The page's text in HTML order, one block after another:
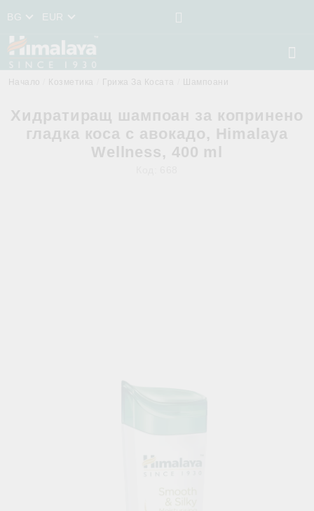
BG EUR
Начало Козметика Грижа За Косата Шампоани
Хидратиращ шампоан за копринено
гладка коса с авокадо, Himalaya
Wellness, 400 ml